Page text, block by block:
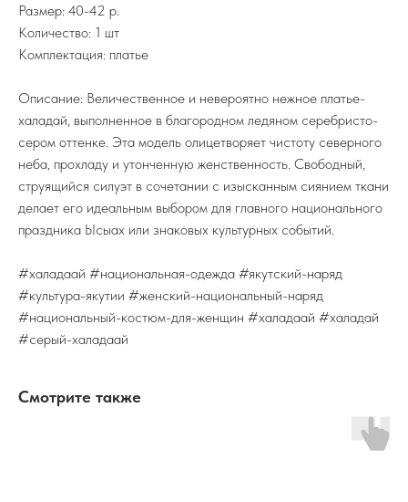
Размер: 40-42 р.
Количество: 1 шт
Комплектация: платье
Описание: Величественное и невероятно нежное платье-
халадай, выполненное в благородном ледяном серебристо-
сером оттенке. Эта модель олицетворяет чистоту северного
неба, прохладу и утонченную женственность. Свободный,
струящийся силуэт в сочетании с изысканным сиянием ткани
делает его идеальным выбором для главного национального
праздника Ысыах или знаковых культурных событий.
#халадаай #национальная-одежда #якутский-наряд
#культура-якутии #женский-национальный-наряд
#национальный-костюм-для-женщин #халадаай #халадай
#серый-халадаай
Смотрите также